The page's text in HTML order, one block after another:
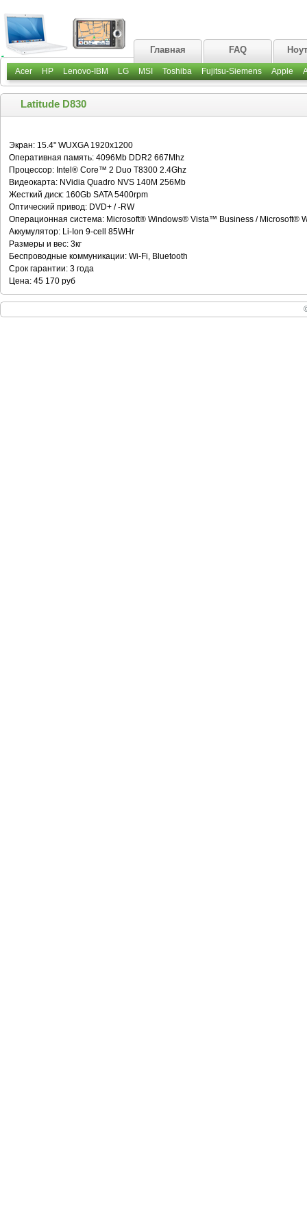
Главная FAQ
Acer HP Lenovo-IBM LG MSI Toshiba Fujitsu-Siemens Apple
Latitude D830
Экран: 15.4" WUXGA 1920x1200
Оперативная память: 4096Mb DDR2 667Mhz
Процессор: Intel® Core™ 2 Duo T8300 2.4Ghz
Видеокарта: NVidia Quadro NVS 140M 256Mb
Жесткий диск: 160Gb SATA 5400rpm
Оптический привод: DVD+ / -RW
Операционная система: Microsoft® Windows® Vista™ Business / Microsoft®
Аккумулятор: Li-Ion 9-cell 85WHr
Размеры и вес: 3кг
Беспроводные коммуникации: Wi-Fi, Bluetooth
Срок гарантии: 3 года
Цена: 45 170 руб